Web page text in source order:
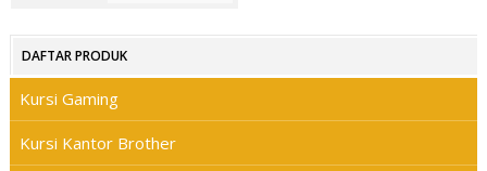
DAFTAR PRODUK
Kursi Gaming
Kursi Kantor Brother